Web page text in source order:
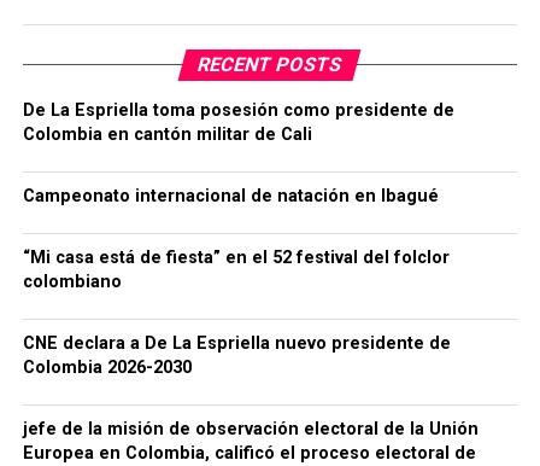
RECENT POSTS
De La Espriella toma posesión como presidente de
Colombia en cantón militar de Cali
Campeonato internacional de natación en Ibagué
“Mi casa está de fiesta” en el 52 festival del folclor
colombiano
CNE declara a De La Espriella nuevo presidente de
Colombia 2026-2030
jefe de la misión de observación electoral de la Unión
Europea en Colombia, calificó el proceso electoral de